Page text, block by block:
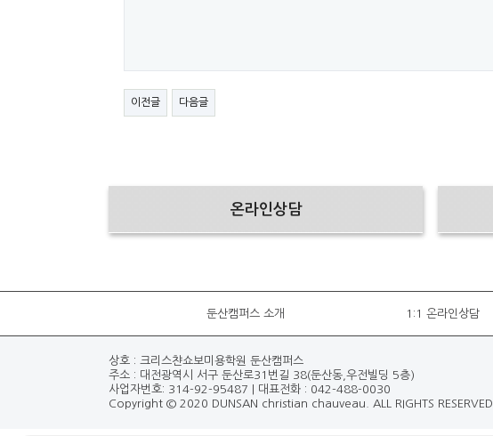
이전글 다음글
온라인상담
둔산캠퍼스 소개 1:1 온라인상담
상호 : 크리스챤쇼보미용학원 둔산캠퍼스
주소 : 대전광역시 서구 둔산로31번길 38(둔산동,우전빌딩 5층)
사업자번호: 314-92-95487 | 대표전화 : 042-488-0030
Copyright © 2020 DUNSAN christian chauveau. ALL RIGHTS RESERVED